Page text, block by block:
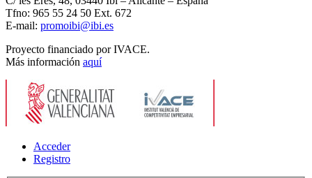
Tfno: 965 55 24 50 Ext. 672
E-mail: promoibi@ibi.es
Proyecto financiado por IVACE.
Más información aquí
Acceder
Registro